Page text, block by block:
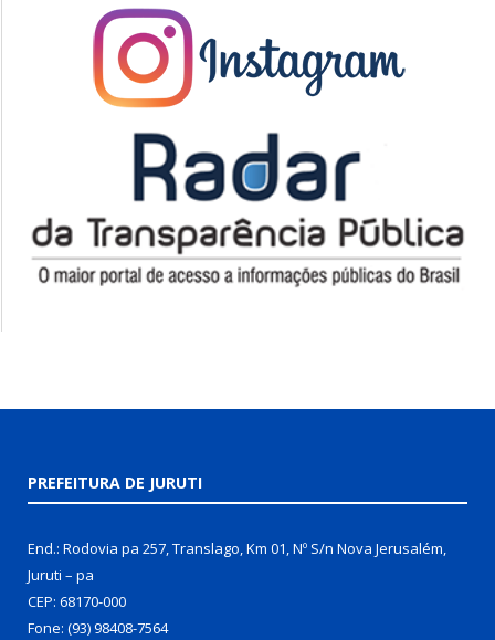
PREFEITURA DE JURUTI
End.: Rodovia pa 257, Translago, Km 01, Nº S/n Nova Jerusalém,
Juruti – pa
CEP: 68170-000
Fone: (93) 98408-7564